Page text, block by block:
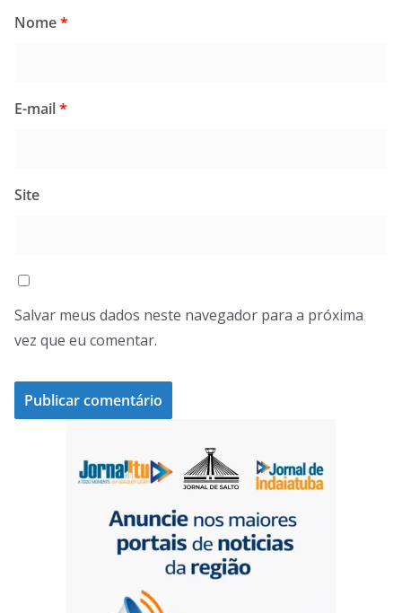
Nome*
E-mail*
Site
Salvar meus dados neste navegador para a próxima
vez que eu comentar.